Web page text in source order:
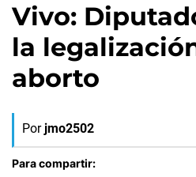
Vivo:
la
aborto
Por jmo2502
Para compartir: